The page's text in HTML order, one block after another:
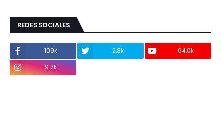
REDES SOCIALES
109k 2.8k
64.0k
9.7k